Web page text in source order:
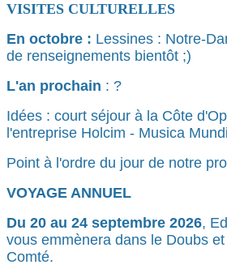
VISITES CULTURELLES
En octobre : Lessines : Notre-
de renseignements bientôt ;)
L'an prochain : ?
Idées : court séjour à la Côte
l'entreprise Holcim - Musica
Point à l'ordre du jour de notre
VOYAGE ANNUEL
Du 20 au 24 septembre 2026,
vous emmènera dans le Doubs
Comté.